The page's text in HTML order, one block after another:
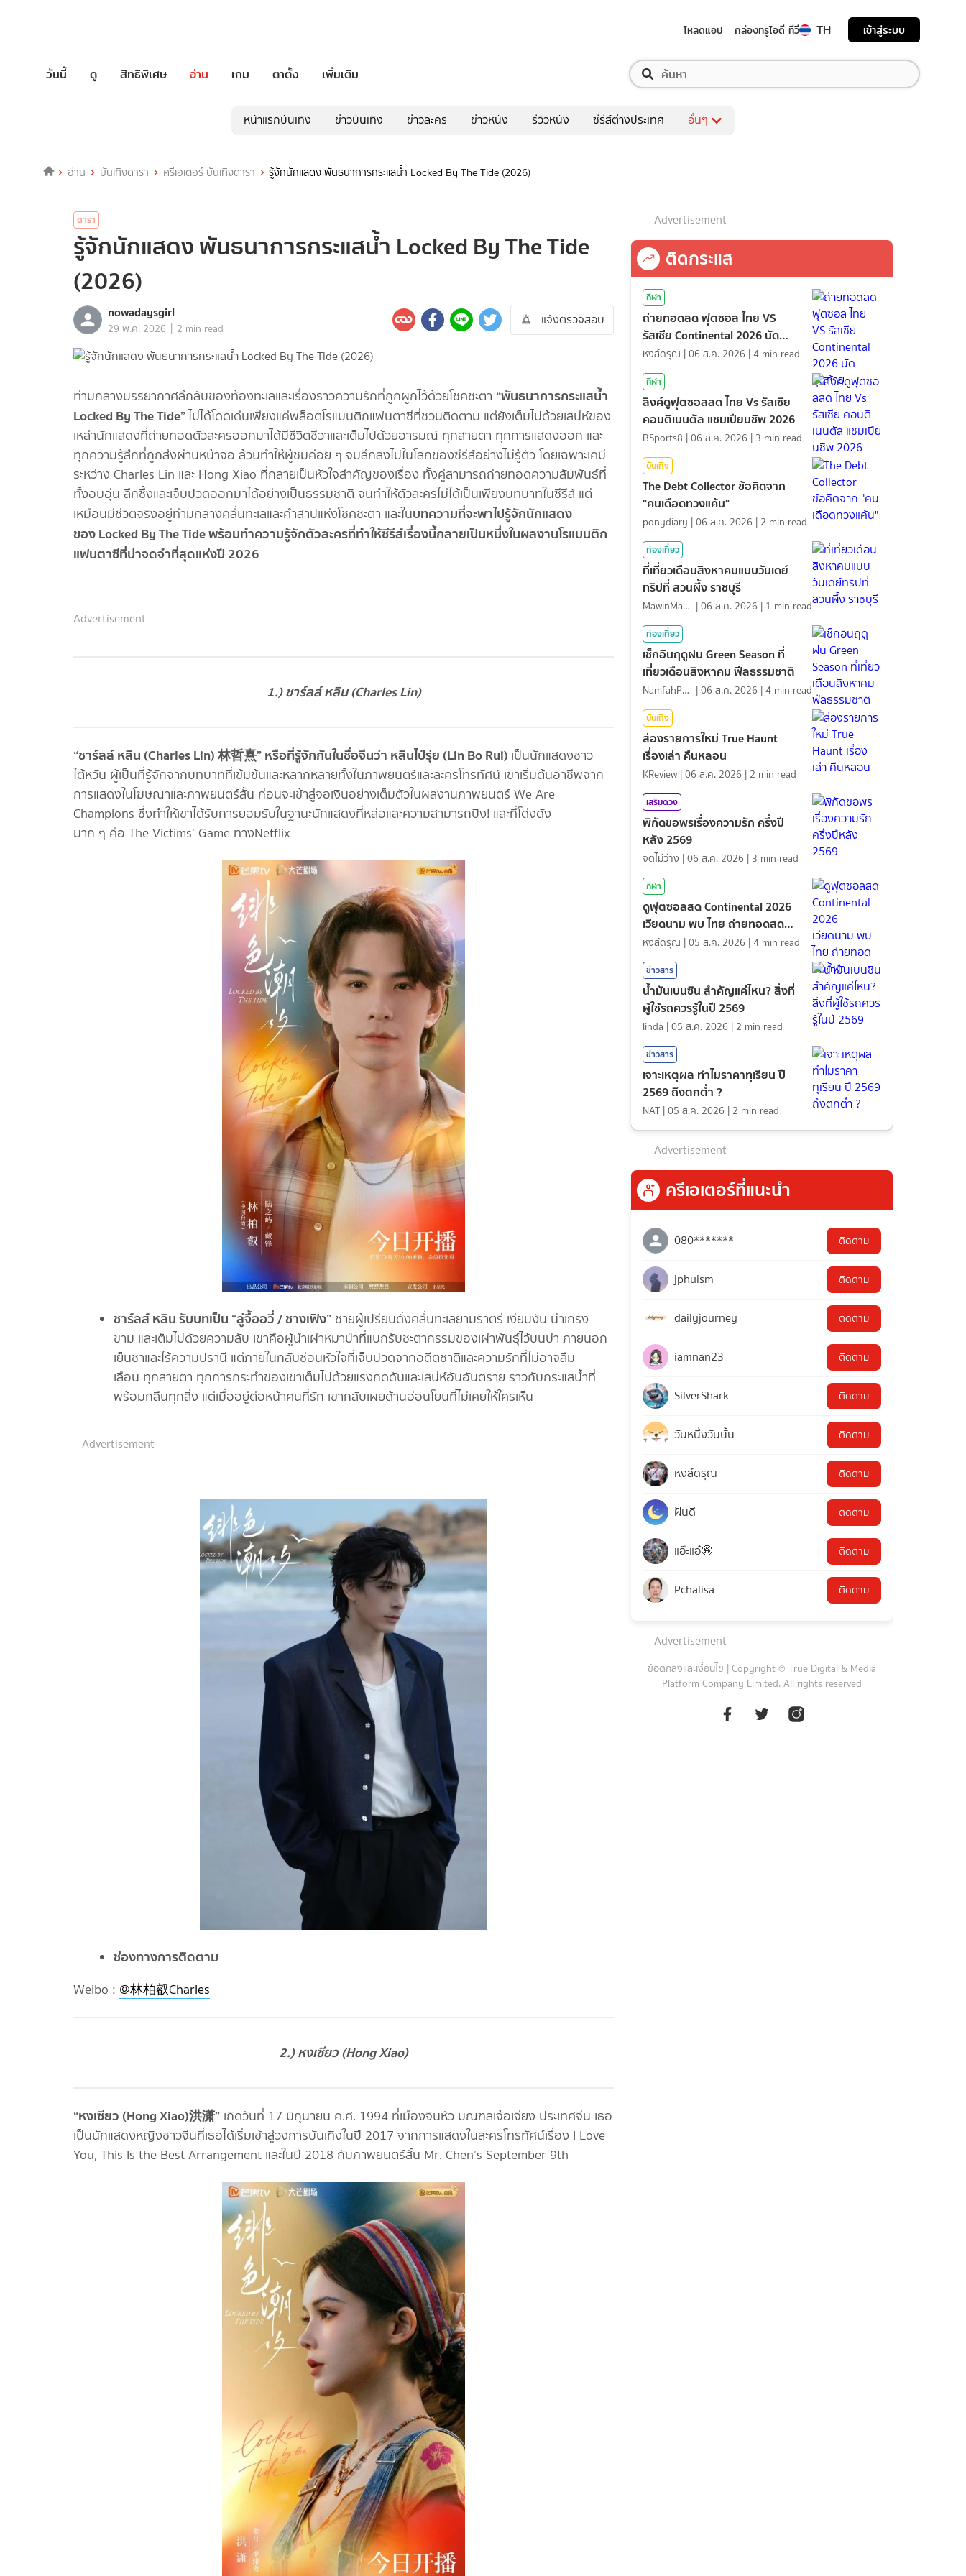
โหลดแอป กล่องทรูไอดี ทีวี TH เข้าสู่ระบบ
วันนี้ ดู สิทธิพิเศษ อ่าน เกม ตาตั้ง เพิ่มเติม
หน้าแรกบันเทิง ข่าวบันเทิง ข่าวละคร ข่าวหนัง รีวิวหนัง ซีรีส์ต่างประเทศ อื่นๆ
อ่าน บันเทิงดารา ครีเอเตอร์ บันเทิงดารา รู้จักนักแสดง พันธนาการกระแสน้ำ Locked By The Tide (2026)
ดารา
รู้จักนักแสดง พันธนาการกระแสน้ำ Locked By The Tide
(2026)
nowadaysgirl
29 พ.ค. 2026 | 2 min read
แจ้งตรวจสอบ
ท่ามกลางบรรยากาศลึกลับของท้องทะเลและเรื่องราวความรักที่ถูกผูกไว้ด้วยโชคชะตา “พันธนาการกระแสน้ำ
Locked By The Tide”ไม่ได้โดดเด่นเพียงแค่พล็อตโรแมนติกแฟนตาซีที่ชวนติดตาม แต่ยังเต็มไปด้วยเสน่ห์ของ
เหล่านักแสดงที่ถ่ายทอดตัวละครออกมาได้มีชีวิตชีวาและเต็มไปด้วยอารมณ์ ทุกสายตา ทุกการแสดงออก และ
ทุกความรู้สึกที่ถูกส่งผ่านหน้าจอ ล้วนทำให้ผู้ชมค่อย ๆ จมลึกลงไปในโลกของซีรีส์อย่างไม่รู้ตัว โดยเฉพาะเคมี
ระหว่าง Charles Lin และ Hong Xiao ที่กลายเป็นหัวใจสำคัญของเรื่อง ทั้งคู่สามารถถ่ายทอดความสัมพันธ์ที่
ทั้งอบอุ่น ลึกซึ้งและเจ็บปวดออกมาได้อย่างเป็นธรรมชาติ จนทำให้ตัวละครไม่ได้เป็นเพียงบทบาทในซีรีส์ แต่
เหมือนมีชีวิตจริงอยู่ท่ามกลางคลื่นทะเลและคำสาปแห่งโชคชะตา และในบทความที่จะพาไปรู้จักนักแสดง
ของ Locked By The Tide พร้อมทำความรู้จักตัวละครที่ทำให้ซีรีส์เรื่องนี้กลายเป็นหนึ่งในผลงานโรแมนติก
แฟนตาซีที่น่าจดจำที่สุดแห่งปี 2026
Advertisement
1.) ชาร์ลส์ หลิน (Charles Lin)
“ชาร์ลส์ หลิน (Charles Lin) 林哲熹” หรือที่รู้จักกันในชื่อจีนว่า หลินไป่รุ่ย (Lin Bo Rui) เป็นนักแสดงชาว
ไต้หวัน ผู้เป็นที่รู้จักจากบทบาทที่เข้มข้นและหลากหลายทั้งในภาพยนตร์และละครโทรทัศน์ เขาเริ่มต้นอาชีพจาก
การแสดงในโฆษณาและภาพยนตร์สั้น ก่อนจะเข้าสู่จอเงินอย่างเต็มตัวในผลงานภาพยนตร์ We Are
Champions ซึ่งทำให้เขาได้รับการยอมรับในฐานะนักแสดงที่หล่อและความสามารถปัง! และที่โด่งดัง
มาก ๆ คือ The Victims’ Game ทางNetflix
ชาร์ลส์ หลิน รับบทเป็น “ลู่จื้ออวี่ / ชางเฟิง” ชายผู้เปรียบดั่งคลื่นทะเลยามราตรี เงียบงัน น่าเกรง
ขาม และเต็มไปด้วยความลับ เขาคือผู้นำเผ่าหมาป่าที่แบกรับชะตากรรมของเผ่าพันธุ์ไว้บนบ่า ภายนอก
เย็นชาและไร้ความปรานี แต่ภายในกลับซ่อนหัวใจที่เจ็บปวดจากอดีตชาติและความรักที่ไม่อาจลืม
เลือน ทุกสายตา ทุกการกระทำของเขาเต็มไปด้วยแรงกดดันและเสน่ห์อันอันตราย ราวกับกระแสน้ำที่
พร้อมกลืนทุกสิ่ง แต่เมื่ออยู่ต่อหน้าคนที่รัก เขากลับเผยด้านอ่อนโยนที่ไม่เคยให้ใครเห็น
Advertisement
ช่องทางการติดตาม
Weibo : @林柏叡Charles
2.) หงเซียว (Hong Xiao)
“หงเซียว (Hong Xiao)洪潇” เกิดวันที่ 17 มิถุนายน ค.ศ. 1994 ที่เมืองจินหัว มณฑลเจ้อเจียง ประเทศจีน เธอ
เป็นนักแสดงหญิงชาวจีนที่เธอได้เริ่มเข้าสู่วงการบันเทิงในปี 2017 จากการแสดงในละครโทรทัศน์เรื่อง I Love
You, This Is the Best Arrangement และในปี 2018 กับภาพยนตร์สั้น Mr. Chen’s September 9th
Advertisement
ติดกระแส
กีฬา
ถ่ายทอดสด ฟุตซอล ไทย VS
รัสเซีย Continental 2026 นัด
สุดท้าย
หงส์ดรุณ |06 ส.ค. 2026 |4 min read
กีฬา
ลิงค์ดูฟุตซอลสด ไทย Vs รัสเซีย
คอนติเนนตัล แชมเปียนชิพ 2026
BSports8 |06 ส.ค. 2026 | 3 min read
บันเทิง
The Debt Collector ข้อคิดจาก
"คนเดือดทวงแค้น"
ponydiary |06 ส.ค. 2026 | 2 min read
ท่องเที่ยว
ที่เที่ยวเดือนสิงหาคมแบบวันเดย์
ทริปที่ สวนผึ้ง ราชบุรี
MawinMatravel |06 ส.ค. 2026 | 1 min read
ท่องเที่ยว
เช็กอินฤดูฝน Green Season ที่
เที่ยวเดือนสิงหาคม ฟีลธรรมชาติ
NamfahPhupha |06 ส.ค. 2026 |4 min read
บันเทิง
ส่องรายการใหม่ True Haunt
เรื่องเล่า คืนหลอน
KReview |06 ส.ค. 2026 | 2 min read
เสริมดวง
พิกัดขอพรเรื่องความรัก ครึ่งปี
หลัง 2569
จิตไม่ว่าง |06 ส.ค. 2026 | 3 min read
กีฬา
ดูฟุตซอลสด Continental 2026
เวียดนาม พบ ไทย ถ่ายทอดสด
กีฬา
หงส์ดรุณ |05 ส.ค. 2026 |4 min read
ข่าวสาร
น้ำมันเบนซิน สำคัญแค่ไหน? สิ่งที่
ผู้ใช้รถควรรู้ในปี 2569
linda |05 ส.ค. 2026 | 2 min read
ข่าวสาร
เจาะเหตุผล ทำไมราคาทุเรียน ปี
2569 ถึงตกต่ำ ?
NAT |05 ส.ค. 2026 | 2 min read
Advertisement
ครีเอเตอร์ที่แนะนำ
080******* ติดตาม
jphuism ติดตาม
dailyjourney ติดตาม
iamnan23 ติดตาม
SilverShark ติดตาม
วันหนึ่งวันนั้น ติดตาม
หงส์ดรุณ ติดตาม
ฝันดี ติดตาม
แอ๊ะแอ๋🤪 ติดตาม
Pchalisa ติดตาม
Advertisement
ข้อตกลงและเงื่อนไข | Copyright © True Digital & Media
Platform Company Limited. All rights reserved